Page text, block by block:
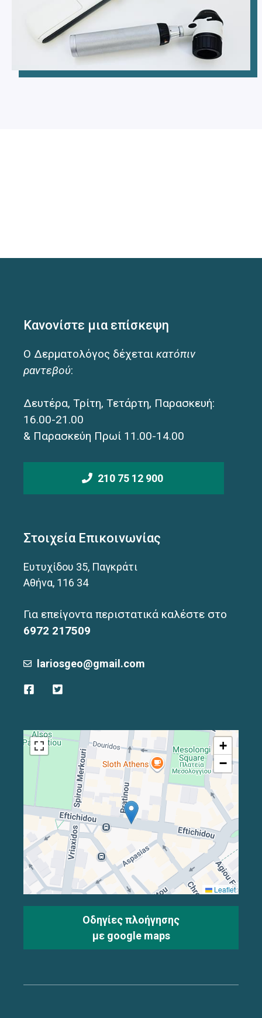
Κανονίστε μια επίσκεψη
Ο Δερματολόγος δέχεται κατόπιν
ραντεβού:
Δευτέρα, Τρίτη, Τετάρτη, Παρασκευή:
16.00-21.00
& Παρασκεύη Πρωί 11.00-14.00
210 75 12 900
Στοιχεία Επικοινωνίας
Ευτυχίδου 35, Παγκράτι
Αθήνα, 116 34
Για επείγοντα περιστατικά καλέστε στο
6972 217509
lariosgeo@gmail.com
+
−
Leaflet
Οδηγίες πλοήγησης
με google maps